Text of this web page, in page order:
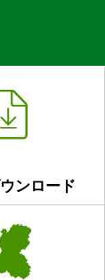
ンロード